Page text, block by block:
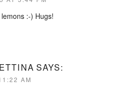
:-) Hugs!
SAYS:
AM